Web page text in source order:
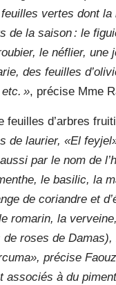
vertes dont
de la saison : le
le néflier, une
des feuilles
», précise Mme
feuilles d’arbres
de laurier, «El
par le nom de
le basilic, la
de coriandre et
romarin, la
de roses de
précise
associés à du